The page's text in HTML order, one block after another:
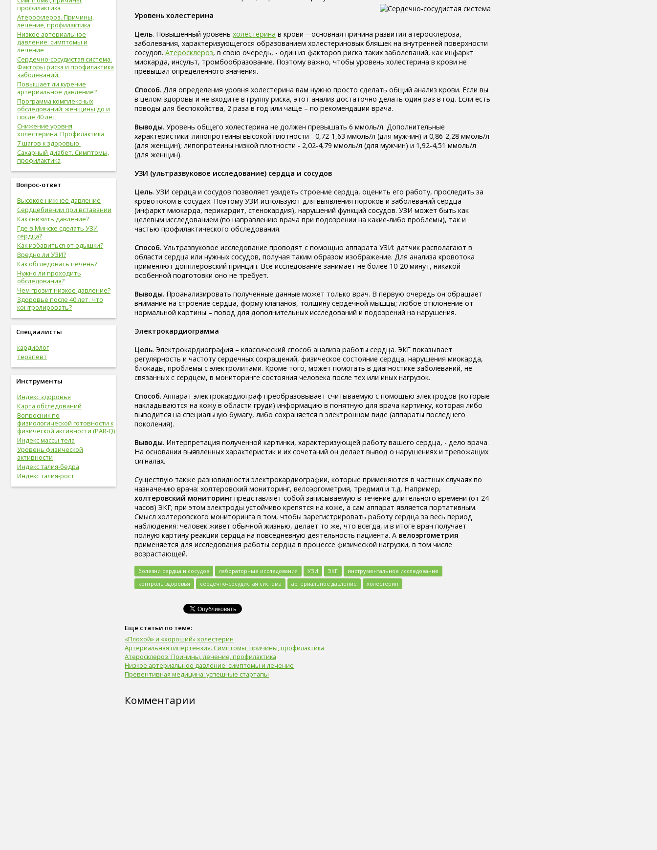
сон (14)
алкоголизм (13)
центральная нервная
система (13)
онкологические болезни (12)
инструментальное
исследование (11)
идеальный вес (11)
упражнения (11)
овощи (11)
мужская половая система (10)
психолог (10)
психотерапевт (10)
стоматолог (9)
психотерапия (9)
болезни молочных желез (9)
молочная железа (9)
пищеварительная система (9)
фрукты (9)
спорт в большом городе (9)
дыхательная система (8)
вредные привычки (8)
беременность (8)
опорно-двигательная
система (8)
гигиена (8)
болезни желудочно-кишечного
тракта (8)
болезни опорно-двигательной
системы, травмы (8)
инфекционные болезни (8)
болезни органов дыхания (7)
урологические болезни (7)
мужские болезни (7)
антропометрия (7)
очки (7)
эндокринная система (7)
потенция (7)
депрессия (7)
зависимость (7)
близорукость (6)
скрининг (6)
легкие (6)
сахар (6)
сигара (6)
холестерин (6)
лабораторный показатель (6)
первая помощь (6)
вегетарианство (6)
профилактика
Атеросклероз. Причины,
лечение, профилактика
Низкое артериальное
давление: симптомы и
лечение
Сердечно-сосудистая система.
Факторы риска и профилактика
заболеваний.
Повышает ли курение
артериальное давление?
Программа комплексных
обследований: женщины до и
после 40 лет
Снижение уровня
холестерина. Профилактика
7 шагов к здоровью.
Сахарный диабет. Симптомы,
профилактика
Вопрос-ответ
Высокое нижнее давление
Сердцебиении при вставании
Как снизить давление?
Где в Минске сделать УЗИ
сердца?
Как избавиться от одышки?
Вредно ли УЗИ?
Как обследовать печень?
Нужно ли проходить
обследования?
Чем грозит низкое давление?
Здоровье после 40 лет. Что
контролировать?
Специалисты
кардиолог
терапевт
Инструменты
Индекс здоровья
Карта обследований
Вопросник по
физиологической готовности к
физической активности (PAR-Q)
Индекс массы тела
Уровень физической
активности
Индекс талия-бедра
Индекс талия-рост
Уровень холестерина
Цель. Повышенный уровень холестерина в крови – основная причина развития атеросклероза,
заболевания, характеризующегося образованием холестериновых бляшек на внутренней поверхности
сосудов. Атеросклероз, в свою очередь, - один из факторов риска таких заболеваний, как инфаркт
миокарда, инсульт, тромбообразование. Поэтому важно, чтобы уровень холестерина в крови не
превышал определенного значения.
Способ. Для определения уровня холестерина вам нужно просто сделать общий анализ крови. Если вы
в целом здоровы и не входите в группу риска, этот анализ достаточно делать один раз в год. Если есть
поводы для беспокойства, 2 раза в год или чаще – по рекомендации врача.
Выводы. Уровень общего холестерина не должен превышать 6 ммоль/л. Дополнительные
характеристики: липопротеины высокой плотности - 0,72-1,63 ммоль/л (для мужчин) и 0,86-2,28 ммоль/л
(для женщин); липопротеины низкой плотности - 2,02-4,79 ммоль/л (для мужчин) и 1,92-4,51 ммоль/л
(для женщин).
УЗИ (ультразвуковое исследование) сердца и сосудов
Цель. УЗИ сердца и сосудов позволяет увидеть строение сердца, оценить его работу, проследить за
кровотоком в сосудах. Поэтому УЗИ используют для выявления пороков и заболеваний сердца
(инфаркт миокарда, перикардит, стенокардия), нарушений функций сосудов. УЗИ может быть как
целевым исследованием (по направлению врача при подозрении на какие-либо проблемы), так и
частью профилактического обследования.
Способ. Ультразвуковое исследование проводят с помощью аппарата УЗИ: датчик располагают в
области сердца или нужных сосудов, получая таким образом изображение. Для анализа кровотока
применяют допплеровский принцип. Все исследование занимает не более 10-20 минут, никакой
особенной подготовки оно не требует.
Выводы. Проанализировать полученные данные может только врач. В первую очередь он обращает
внимание на строение сердца, форму клапанов, толщину сердечной мышцы; любое отклонение от
нормальной картины – повод для дополнительных исследований и подозрений на нарушения.
Электрокардиограмма
Цель. Электрокардиография – классический способ анализа работы сердца. ЭКГ показывает
регулярность и частоту сердечных сокращений, физическое состояние сердца, нарушения миокарда,
блокады, проблемы с электролитами. Кроме того, может помогать в диагностике заболеваний, не
связанных с сердцем, в мониторинге состояния человека после тех или иных нагрузок.
Способ. Аппарат электрокардиограф преобразовывает считываемую с помощью электродов (которые
накладываются на кожу в области груди) информацию в понятную для врача картинку, которая либо
выводится на специальную бумагу, либо сохраняется в электронном виде (аппараты последнего
поколения).
Выводы. Интерпретация полученной картинки, характеризующей работу вашего сердца, - дело врача.
На основании выявленных характеристик и их сочетаний он делает вывод о нарушениях и тревожащих
сигналах.
Существую также разновидности электрокардиографии, которые применяются в частных случаях по
назначению врача: холтеровский мониторинг, велоэргометрия, тредмил и т.д. Например,
холтеровский мониторинг представляет собой записываемую в течение длительного времени (от 24
часов) ЭКГ; при этом электроды устойчиво крепятся на коже, а сам аппарат является портативным.
Смысл холтеровского мониторинга в том, чтобы зарегистрировать работу сердца за весь период
наблюдения: человек живет обычной жизнью, делает то же, что всегда, и в итоге врач получает
полную картину реакции сердца на повседневную деятельность пациента. А велоэргометрия
применяется для исследования работы сердца в процессе физической нагрузки, в том числе
возрастающей.
болезни сердца и сосудов лабораторные исследования УЗИ ЭКГ
инструментальное исследование
контроль здоровья
сердечно-сосудистая система артериальное давление холестерин
Еще статьи по теме:
«Плохой» и «хороший» холестерин
Артериальная гипертензия. Симптомы, причины, профилактика
Атеросклероз. Причины, лечение, профилактика
Низкое артериальное давление: симптомы и лечение
Превентивная медицина: успешные стартапы
Комментарии